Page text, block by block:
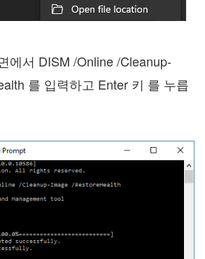
에서 DISM /Online /Cleanup-
를 입력하고 Enter 키 를 누릅